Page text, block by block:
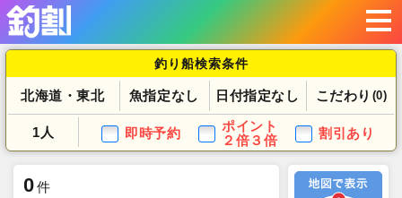
釣り船検索条件
北海道・東北 魚指定なし 日付指定なし こだわり (0)
1人 即時予約
ポイント
２倍３倍
割引あり
0件